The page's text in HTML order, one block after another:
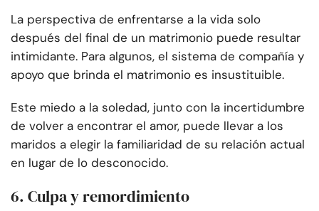
La perspectiva de enfrentarse a la vida solo
después del final de un matrimonio puede resultar
intimidante. Para algunos, el sistema de compañía y
apoyo que brinda el matrimonio es insustituible.
Este miedo a la soledad, junto con la incertidumbre
de volver a encontrar el amor, puede llevar a los
maridos a elegir la familiaridad de su relación actual
en lugar de lo desconocido.
6. Culpa y remordimiento